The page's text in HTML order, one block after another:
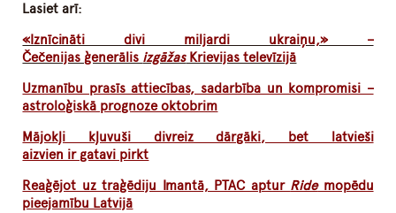
Lasiet arī:
«Iznīcināti divi miljardi ukraiņu,» –
Čečenijas ģenerālis izgāžasKrievijas televīzijā
Uzmanību prasīs attiecības, sadarbība un kompromisi –
astroloģiskā prognoze oktobrim
Mājokļi kļuvuši divreiz dārgāki, bet latvieši
aizvien ir gatavi pirkt
Reaģējot uz traģēdiju Imantā, PTAC aptur Ridemopēdu
pieejamību Latvijā